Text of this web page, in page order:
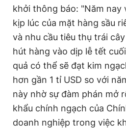
khởi thông báo: "Năm nay
kịp lúc của mặt hàng sầu
và nhu cầu tiêu thụ trái
hút hàng vào dịp lễ tết
quả có thể sẽ đạt kim
hơn gần 1 tỉ USD so với
này nhờ sự đàm phán mở
khẩu chính ngạch của
doanh nghiệp trong việc